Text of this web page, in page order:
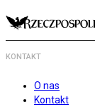
KONTAKT
O nas
Kontakt